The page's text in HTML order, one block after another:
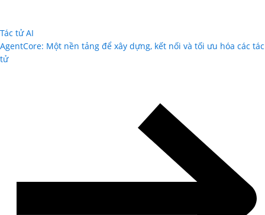
Tác tử AI
AgentCore: Một nền tảng để xây dựng, kết nối và tối ưu hóa các tác
tử